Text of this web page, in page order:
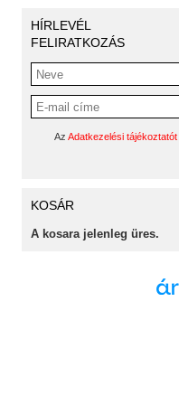
HÍRLEVÉL
FELIRATKOZÁS
Az Adatkezelési tájékoztatót
KOSÁR
A kosara jelenleg üres.